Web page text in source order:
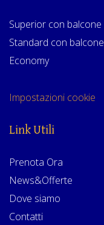
Superior con balcone
Standard con balcone
Economy
Impostazioni cookie
Link Utili
Prenota Ora
News&Offerte
Dove siamo
Contatti